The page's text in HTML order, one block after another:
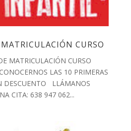
CURSO
MATRICULACIÓN CURSO
LAS 10 PRIMERAS
DESCUENTO LLÁMANOS
CITA: 638 947 062...